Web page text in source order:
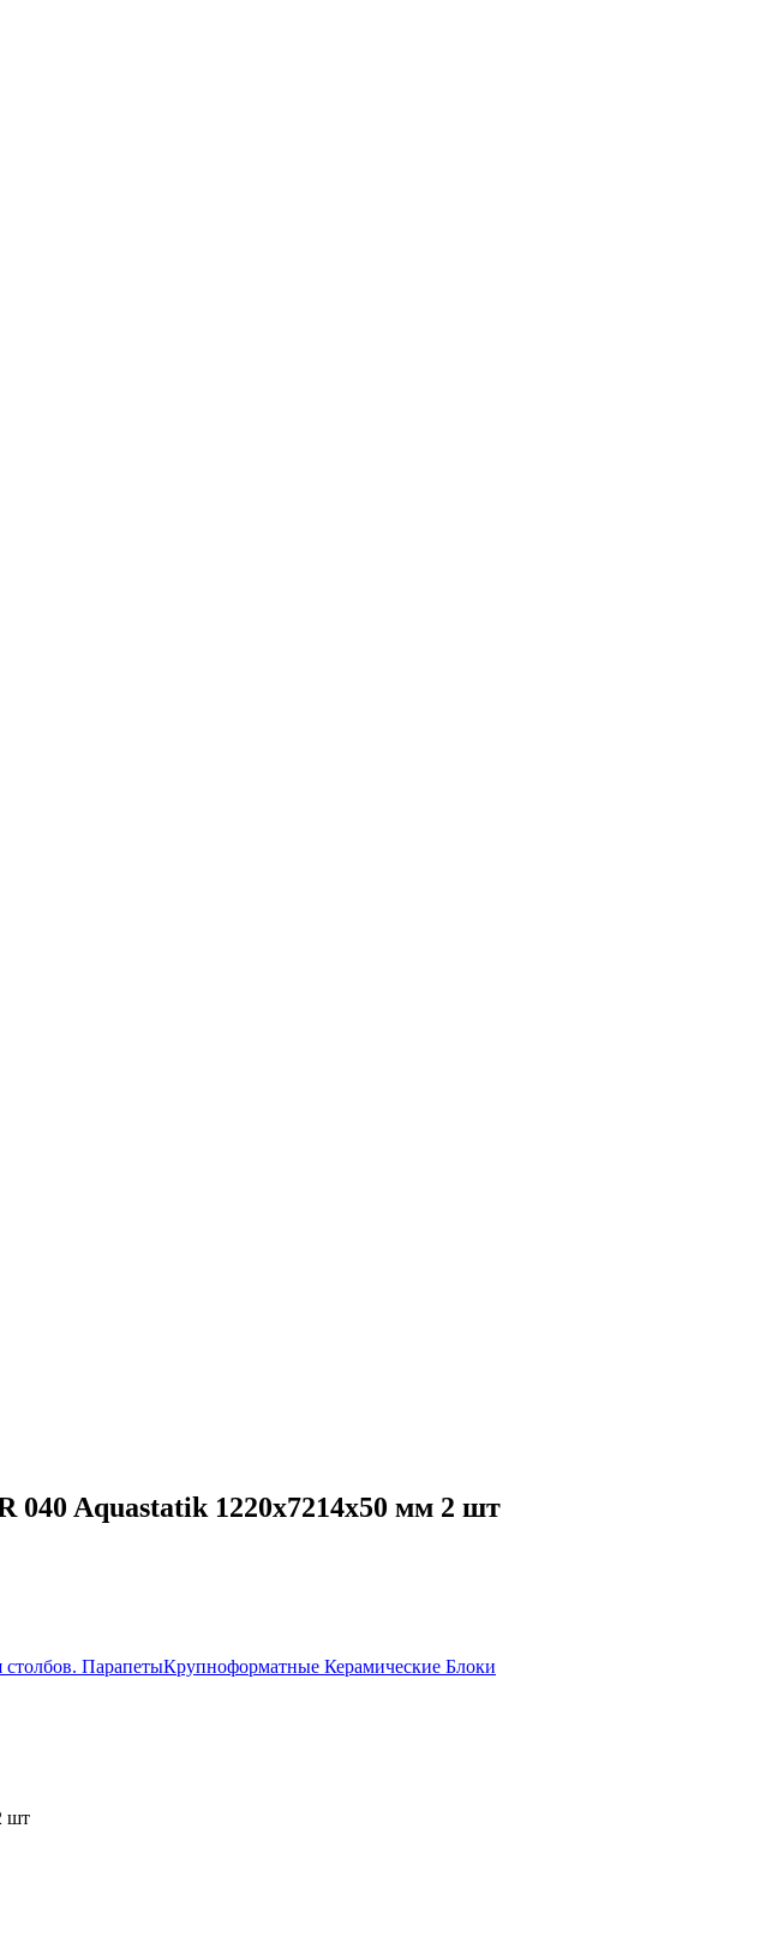
Aquastatik 1220х7214х50 мм 2 шт
столбов. ПарапетыКрупноформатные Керамические Блоки
шт